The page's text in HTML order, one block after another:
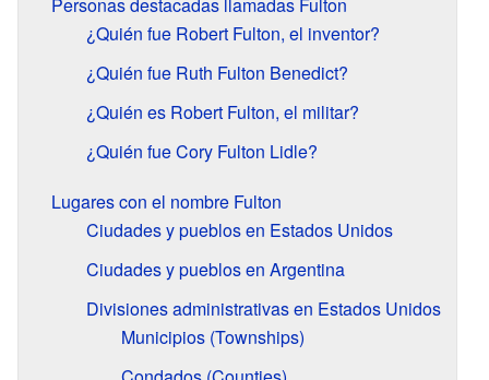
¿Quién fue Robert Fulton, el inventor?
¿Quién fue Ruth Fulton Benedict?
¿Quién es Robert Fulton, el militar?
¿Quién fue Cory Fulton Lidle?
Lugares con el nombre Fulton
Ciudades y pueblos en Estados Unidos
Ciudades y pueblos en Argentina
Divisiones administrativas en Estados Unidos
Municipios (Townships)